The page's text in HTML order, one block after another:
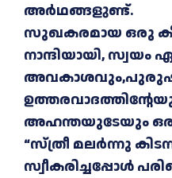
അർഥങ്ങളുണ്ട്.
സുഖകരമായ ഒരു
നാന്ദിയായി, സ്വയം
അഹന്തയുടേയും ഒരു
“സ്ത്രീ മലർന്നു
സ്വീകരിച്ചപ്പോൾ